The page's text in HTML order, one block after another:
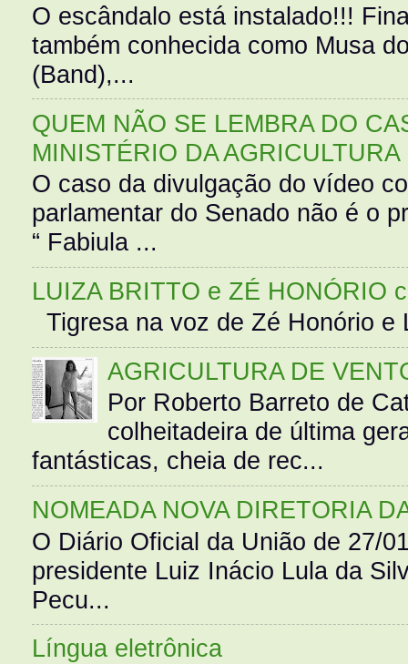
O escândalo está instalado!!!
também conhecida como Musa
(Band),...
QUEM NÃO SE LEMBRA DO
MINISTÉRIO DA AGRICULTURA
O caso da divulgação do vídeo
parlamentar do Senado não é o
“ Fabiula ...
LUIZA BRITTO e ZÉ HONÓRIO
Tigresa na voz de Zé Honório
AGRICULTURA DE
Por Roberto Barreto de
colheitadeira de última
fantásticas, cheia de rec...
NOMEADA NOVA DIRETORIA
O Diário Oficial da União de 27/
presidente Luiz Inácio Lula da
Pecu...
Língua eletrônica